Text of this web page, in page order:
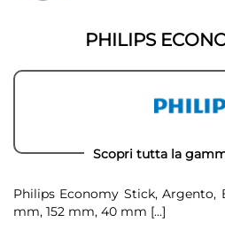
PHILIPS
Scopri tutta la
Philips Economy Stick, Argento,
mm, 152 mm, 40 mm [...]